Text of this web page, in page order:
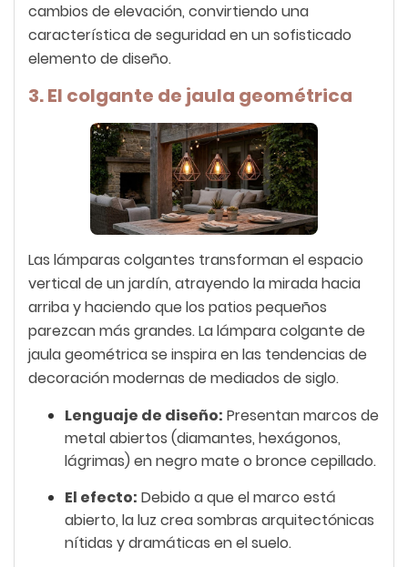
cambios de elevación, convirtiendo una
característica de seguridad en un sofisticado
elemento de diseño.
3. El colgante de jaula geométrica
Las lámparas colgantes transforman el espacio
vertical de un jardín, atrayendo la mirada hacia
arriba y haciendo que los patios pequeños
parezcan más grandes. La lámpara colgante de
jaula geométrica se inspira en las tendencias de
decoración modernas de mediados de siglo.
Lenguaje de diseño: Presentan marcos de
metal abiertos (diamantes, hexágonos,
lágrimas) en negro mate o bronce cepillado.
El efecto: Debido a que el marco está
abierto, la luz crea sombras arquitectónicas
nítidas y dramáticas en el suelo.